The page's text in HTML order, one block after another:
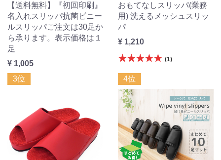
【送料無料】『初回印刷』
名入れスリッパ抗菌ビニー
ルスリッパご注文は30足か
ら承ります。表示価格は１
足
¥ 1,005
おもてなしスリッパ(業務
用) 洗えるメッシュスリッ
パ
¥ 1,210
★★★★★ (1)
3位 4位